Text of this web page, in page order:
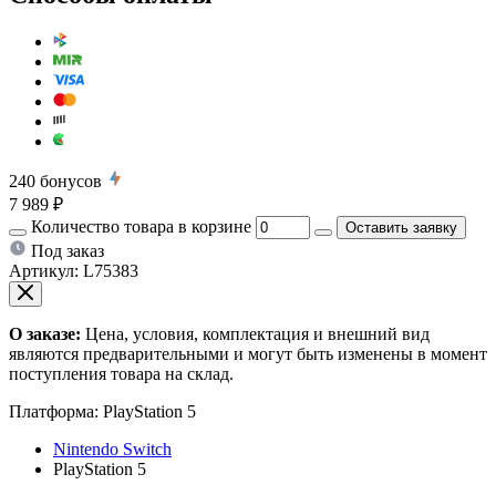
240 бонусов
7 989 ₽
Количество товара в корзине
Оставить заявку
Под заказ
Артикул: L75383
О заказе: Цена, условия, комплектация и внешний вид
являются предварительными и могут быть изменены в момент
поступления товара на склад.
Платформа: PlayStation 5
Nintendo Switch
PlayStation 5